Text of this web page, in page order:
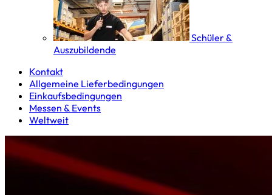
Schüler &
Auszubildende
Kontakt
Allgemeine Lieferbedingungen
Einkaufsbedingungen
Messen & Events
Weltweit